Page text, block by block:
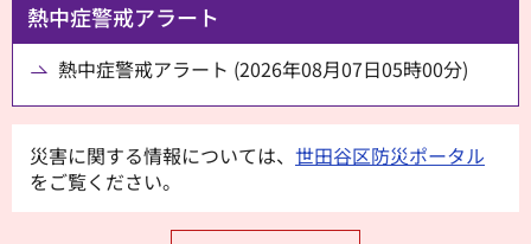
熱中症警戒アラート
熱中症警戒アラート (2026年08月07日05時00分)
災害に関する情報については、 世田谷区防災ポータル
をご覧ください。